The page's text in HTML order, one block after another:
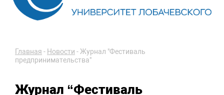
Главная - Новости -Журнал "Фестиваль
предпринимательства"
Журнал “Фестиваль